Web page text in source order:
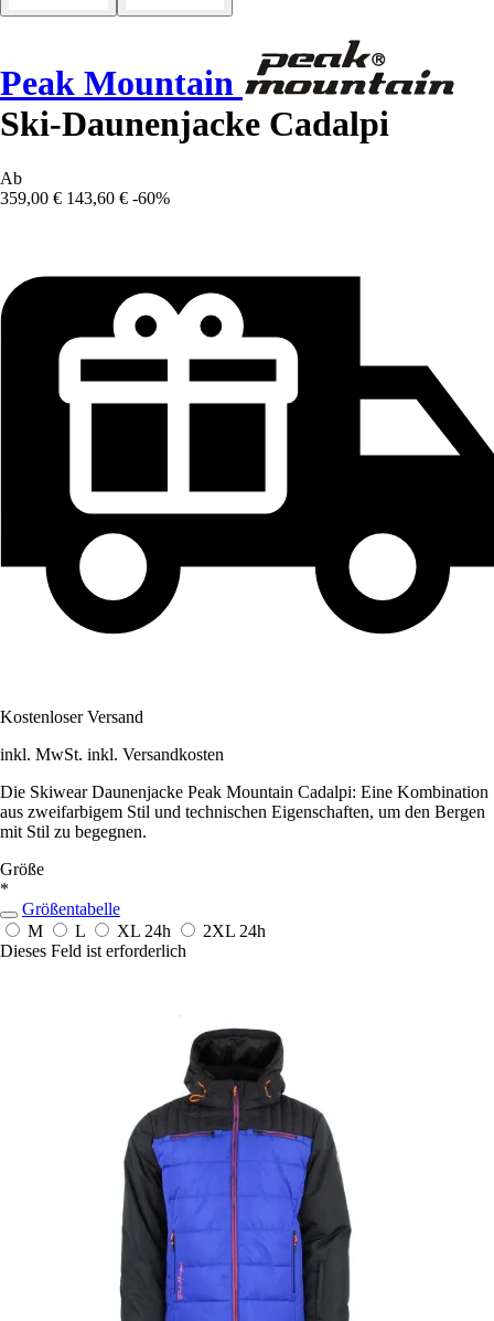
Peak Mountain
Ski-Daunenjacke Cadalpi
Ab
359,00 € 143,60 € -60%
Kostenloser Versand
inkl. MwSt. inkl. Versandkosten
Die Skiwear Daunenjacke Peak Mountain Cadalpi: Eine Kombination
aus zweifarbigem Stil und technischen Eigenschaften, um den Bergen
mit Stil zu begegnen.
Größe
*
Größentabelle
M
L XL 24h 2XL 24h
Dieses Feld ist erforderlich